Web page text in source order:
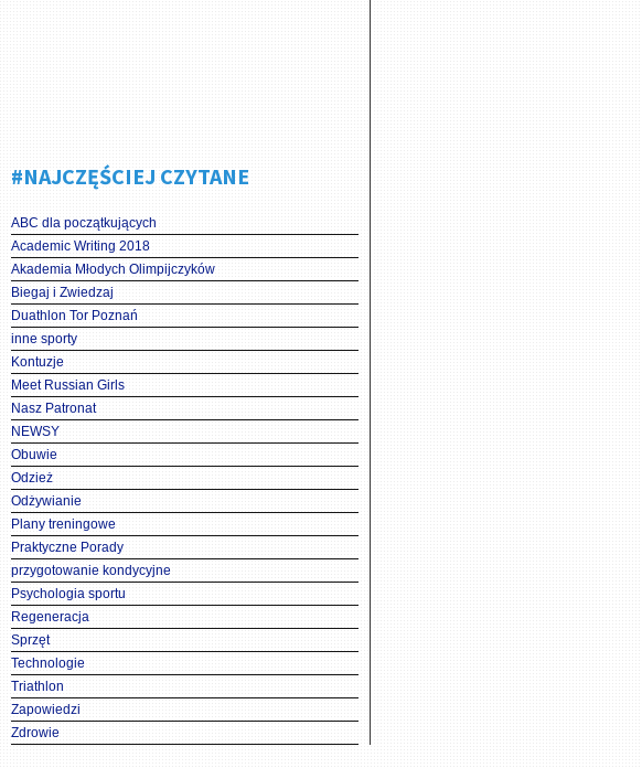
#NAJCZĘŚCIEJ CZYTANE
ABC dla początkujących
Academic Writing 2018
Akademia Młodych Olimpijczyków
Biegaj i Zwiedzaj
Duathlon Tor Poznań
inne sporty
Kontuzje
Meet Russian Girls
Nasz Patronat
NEWSY
Obuwie
Odzież
Odżywianie
Plany treningowe
Praktyczne Porady
przygotowanie kondycyjne
Psychologia sportu
Regeneracja
Sprzęt
Technologie
Triathlon
Zapowiedzi
Zdrowie